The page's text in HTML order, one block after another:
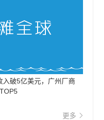
入破5亿美元，广州厂商
更多